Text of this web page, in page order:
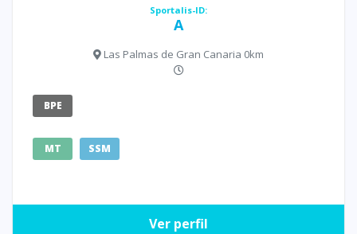
Sportalis-ID:
A
Las Palmas de Gran Canaria 0km
BPE
MT SSM
Ver perfil